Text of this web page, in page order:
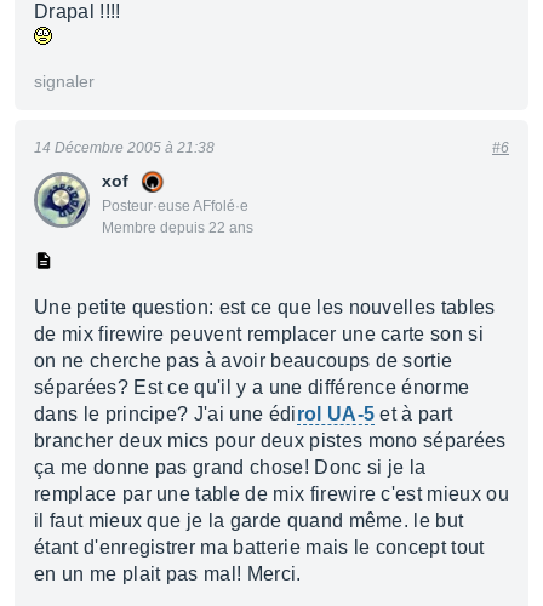
Drapal !!!!
signaler
xof
Posteur·euse AFfolé·e
Membre depuis 22 ans
14 Décembre 2005 à 21:38 #6
Une petite question: est ce que les nouvelles tables
de mix firewire peuvent remplacer une carte son si
on ne cherche pas à avoir beaucoups de sortie
séparées? Est ce qu'il y a une différence énorme
dans le principe? J'ai une édirol UA-5 et à part
brancher deux mics pour deux pistes mono séparées
ça me donne pas grand chose! Donc si je la
remplace par une table de mix firewire c'est mieux ou
il faut mieux que je la garde quand même. le but
étant d'enregistrer ma batterie mais le concept tout
en un me plait pas mal! Merci.